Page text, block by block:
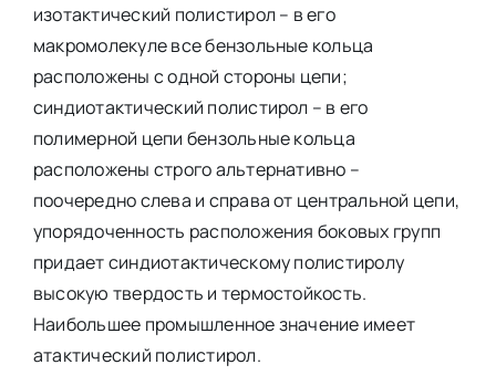
изотактический полистирол – в его
макромолекуле все бензольные кольца
расположены с одной стороны цепи;
синдиотактический полистирол – в его
полимерной цепи бензольные кольца
расположены строго альтернативно –
поочередно слева и справа от центральной цепи,
упорядоченность расположения боковых групп
придает синдиотактическому полистиролу
высокую твердость и термостойкость.
Наибольшее промышленное значение имеет
атактический полистирол.